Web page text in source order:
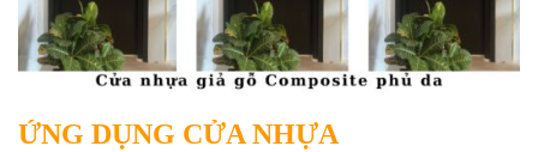
ỨNG DỤNG CỬA NHỰA